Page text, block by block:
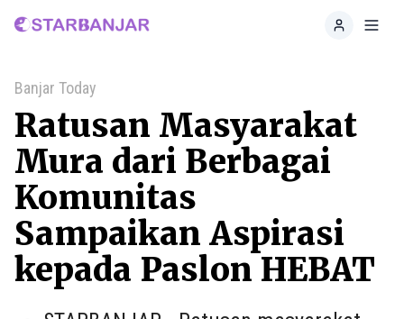
Home
Banjar Today
Ratusan Masyarakat
Mura dari Berbagai
Komunitas
Sampaikan Aspirasi
kepada Paslon HEBAT